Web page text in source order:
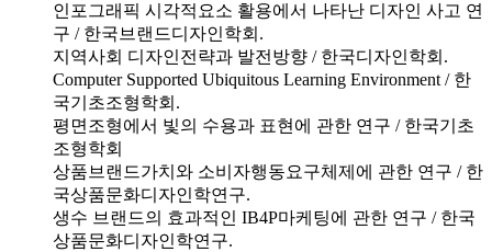
인포그래픽 시각적요소 활용에서 나타난 디자인 사고 연
구 / 한국브랜드디자인학회.
지역사회 디자인전략과 발전방향 / 한국디자인학회.
Computer Supported Ubiquitous Learning Environment / 한
국기초조형학회.
평면조형에서 빛의 수용과 표현에 관한 연구 / 한국기초
조형학회
상품브랜드가치와 소비자행동요구체제에 관한 연구 / 한
국상품문화디자인학연구.
생수 브랜드의 효과적인 IB4P마케팅에 관한 연구 / 한국
상품문화디자인학연구.